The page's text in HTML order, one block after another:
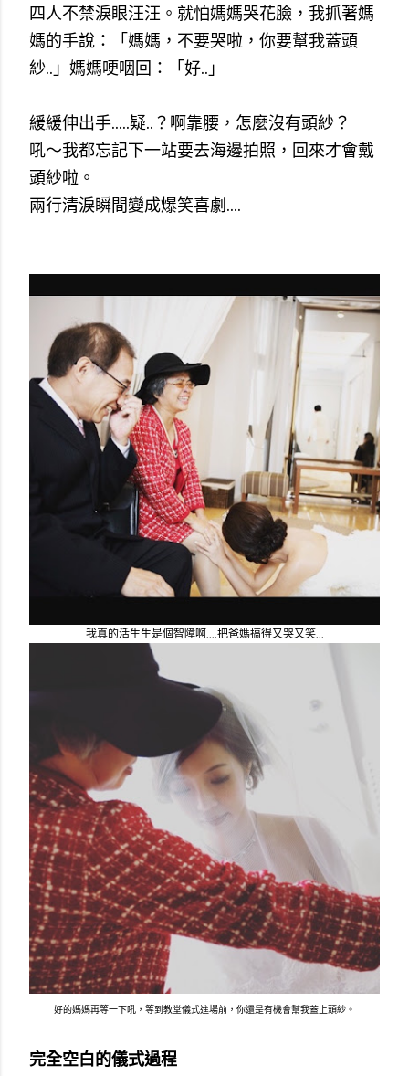
四人不禁淚眼汪汪。 就怕媽媽哭花臉，我抓著媽
媽的手說：「媽媽，不要哭啦，你要幫我蓋頭
紗..」媽媽哽咽回：「好..」
緩緩伸出手.....疑..？ 啊靠腰，怎麼沒有頭紗？
吼～我都忘記下一站要去海邊拍照，回來才會戴
頭紗啦。
兩行清淚瞬間變成爆笑喜劇....
我真的活生生是個智障啊....把爸媽搞得又哭又笑...
好的媽媽再等一下吼，等到教堂儀式進場前，你還是有機會幫我蓋上頭紗。
完全空白的儀式過程